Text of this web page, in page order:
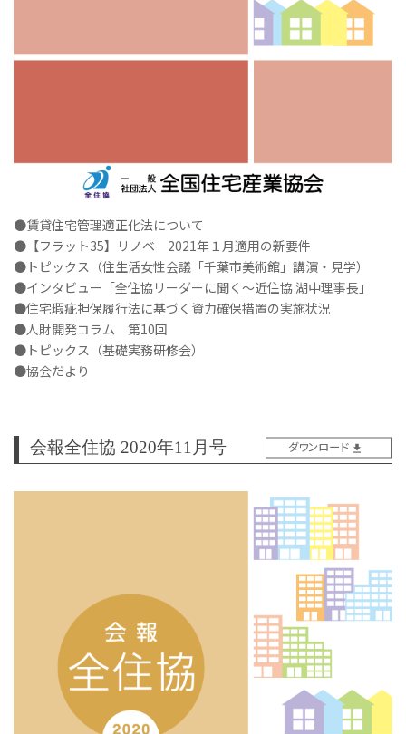
●賃貸住宅管理適正化法について
●【フラット35】リノベ 2021年１月適用の新要件
●トピックス（住生活女性会議「千葉市美術館」講演・見学）
●インタビュー「全住協リーダーに聞く～近住協 湖中理事長」
●住宅瑕疵担保履行法に基づく資力確保措置の実施状況
●人財開発コラム 第10回
●トピックス（基礎実務研修会）
●協会だより
会報全住協 2020年11月号 ダウンロード